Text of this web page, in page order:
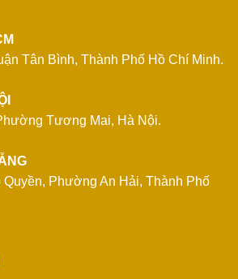
Tân Bình, Thành Phố Hồ Chí Minh.
Tương Mai, Hà Nội.
Quyền, Phường An Hải, Thành Phố